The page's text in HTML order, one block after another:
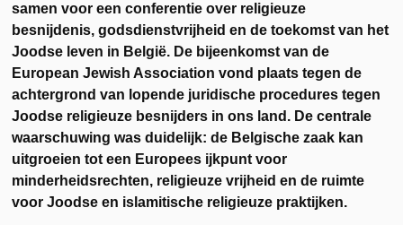
samen voor een conferentie over religieuze
besnijdenis, godsdienstvrijheid en de toekomst van het
Joodse leven in België. De bijeenkomst van de
European Jewish Association vond plaats tegen de
achtergrond van lopende juridische procedures tegen
Joodse religieuze besnijders in ons land. De centrale
waarschuwing was duidelijk: de Belgische zaak kan
uitgroeien tot een Europees ijkpunt voor
minderheidsrechten, religieuze vrijheid en de ruimte
voor Joodse en islamitische religieuze praktijken.